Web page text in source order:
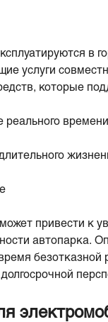
в
услуги
которые
реального времени
привести к
автопарка.